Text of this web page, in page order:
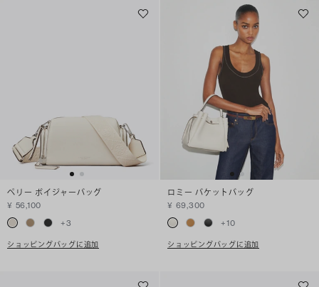
ペリー ボイジャーバッグ
¥ 56,100
+3
ショッピングバッグに追加
ロミー バケットバッグ
¥ 69,300
+10
ショッピングバッグに追加